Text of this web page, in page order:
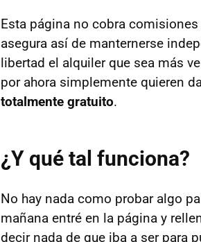
Esta página no cobra
asegura así de manternerse
libertad el alquiler que sea más
por ahora simplemente quieren
totalmente gratuito.
¿Y qué tal funciona?
No hay nada como probar algo
mañana entré en la página y
decir nada de que iba a ser para